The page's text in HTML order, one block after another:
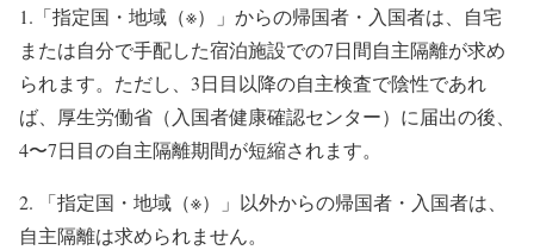
1.「指定国・地域（※）」からの帰国者・入国者は、 自宅
または自分で手配した宿泊施設での7日間自主隔離が求め
られます。ただし、3日目以降の自主検査で陰性であれ
ば、厚生労働省（入国者健康確認センター）に届出の後、
4〜7日目の自主隔離期間が短縮されます。
2. 「指定国・地域（※）」以外からの帰国者・入国者は、
自主隔離は求められません。